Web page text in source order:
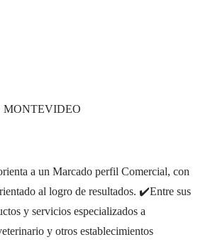
MONTEVIDEO
a un Marcado perfil Comercial, con
al logro de resultados. ✔️Entre sus
y servicios especializados a
y otros establecimientos